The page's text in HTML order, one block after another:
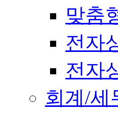
맞춤
전자
전자
회계/세